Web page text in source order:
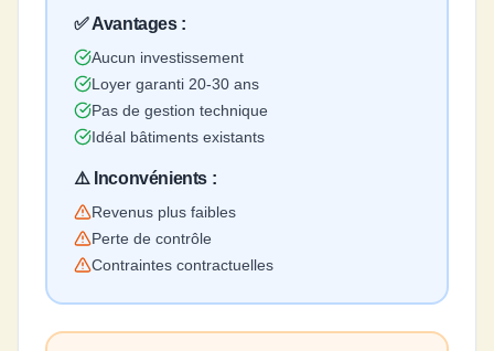
✅ Avantages :
Aucun investissement
Loyer garanti 20-30 ans
Pas de gestion technique
Idéal bâtiments existants
⚠️ Inconvénients :
Revenus plus faibles
Perte de contrôle
Contraintes contractuelles